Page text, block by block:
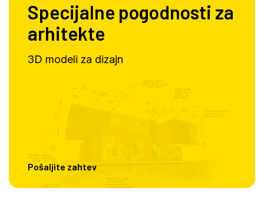
Specijalne pogodnosti za
arhitekte
3D modeli za dizajn
Pošaljite zahtev